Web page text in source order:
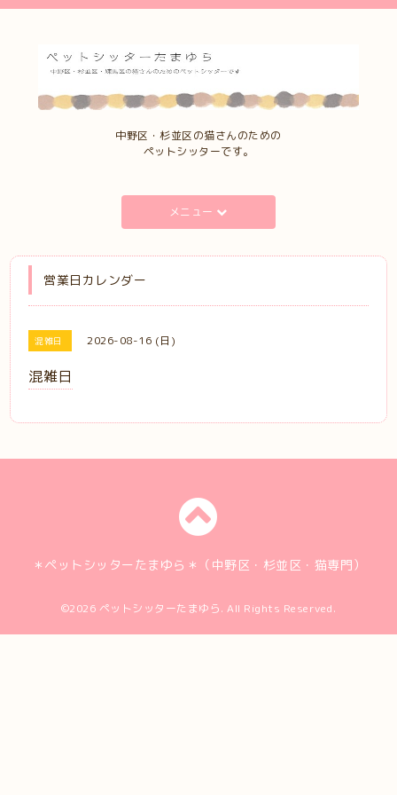
中野区・杉並区の猫さんのための
ペットシッターです。
メニュー
営業日カレンダー
混雑日 2026-08-16 (日)
混雑日
＊ペットシッターたまゆら＊（中野区・杉並区・猫専門）
©2026 ペットシッターたまゆら. All Rights Reserved.